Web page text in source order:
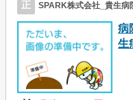
正 SPARK株式会社_貴生病
病
生